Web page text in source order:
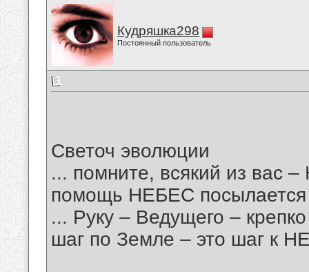
Кудряшка298
Постоянный пользователь
Светоч эволюции
... помните, всякий из
помощь НЕБЕС
... Руку – Ведущего –
шаг по Земле – это шаг к